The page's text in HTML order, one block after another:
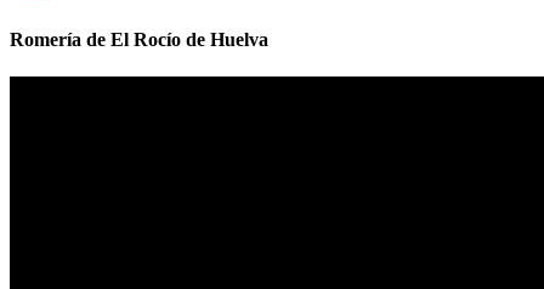
Romería de El Rocío de Huelva